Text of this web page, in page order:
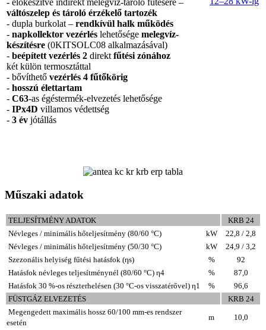
- előkészítve indirekt melegvíz-tároló fűtésére –
váltószelep és tároló érzékelő tartozék
- dupla burkolat – rendkívül halk működés
- napkollektor vezérlés lehetősége melegvíz-
készítésre (0KITSOLC08 alkalmazásával)
- beépített vezérlés 2 direkt fűtési zónához
két külön termosztáttal
- bővíthető vezérlés 4 fűtőkörig
- hosszú élettartam
- C63-as égéstermék-elvezetés lehetősége
- IPx4D villamos védettség
- 3 év jótállás
Műszaki adatok
TELJESÍTMÉNY ADATOK
KRB 24
Névleges / minimális hőteljesítmény (80/60 °C)
kW
22,8 / 2,8
Névleges / minimális hőteljesítmény (50/30 °C)
kW
24,9 / 3,2
Szezonális helyiség fűtési hatásfok (ηs)
%
92
Hatásfok névleges teljesítménynél (80/60 °C) η4
%
87,0
Hatásfok 30 %-os részterhelésen (30 °C-os visszatérővel) η1
%
96,6
FÜSTGÁZ ELVEZETÉS
KRB 24
Megengedett maximális hossz 60/100 mm-es rendszer
esetén
m 10,0